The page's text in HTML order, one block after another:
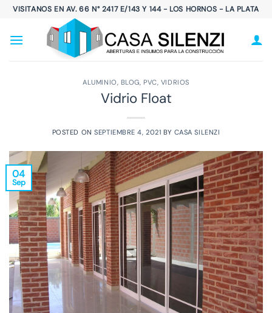
Saltar
contenido
VISITANOS EN AV. 66 N° 2417 E/143 Y 144 - LOS HORNOS - LA PLATA
ALUMINIO, BLOG,PVC, VIDRIOS
Vidrio Float
POSTED ONSEPTIEMBRE 4, 2021 BY CASA SILENZI
04
Sep